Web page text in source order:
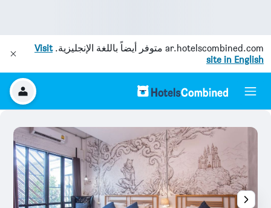
ar.hotelscombined.com متوفر أيضاً باللغة الإنجليزية.Visit
site in English